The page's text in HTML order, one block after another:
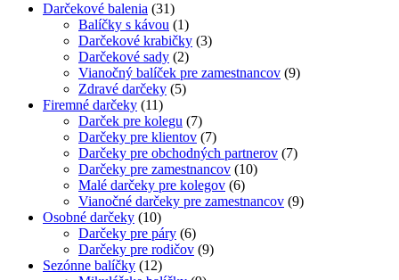
Darčekové balenia (31)
Balíčky s kávou (1)
Darčekové krabičky (3)
Darčekové sady (2)
Vianočný balíček pre zamestnancov (9)
Zdravé darčeky (5)
Firemné darčeky (11)
Darček pre kolegu (7)
Darčeky pre klientov (7)
Darčeky pre obchodných partnerov (7)
Darčeky pre zamestnancov (10)
Malé darčeky pre kolegov (6)
Vianočné darčeky pre zamestnancov (9)
Osobné darčeky (10)
Darčeky pre páry (6)
Darčeky pre rodičov (9)
Sezónne balíčky (12)